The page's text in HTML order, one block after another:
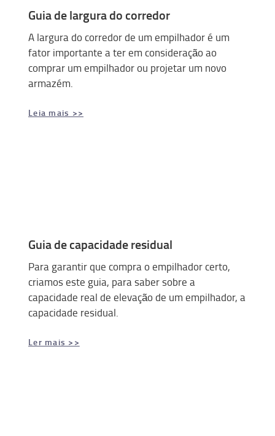
Guia de largura do corredor
A largura do corredor de um empilhador é um
fator importante a ter em consideração ao
comprar um empilhador ou projetar um novo
armazém.
Leia mais >>
Guia de capacidade residual
Para garantir que compra o empilhador certo,
criamos este guia, para saber sobre a
capacidade real de elevação de um empilhador, a
capacidade residual.
Ler mais >>